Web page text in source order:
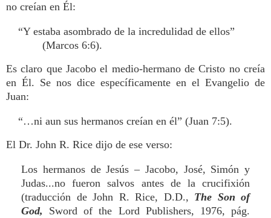
no creían en Él:
“Y estaba asombrado de la incredulidad de ellos”
(Marcos 6:6).
Es claro que Jacobo el medio-hermano de Cristo no creía
en Él. Se nos dice específicamente en el Evangelio de
Juan:
“…ni aun sus hermanos creían en él” (Juan 7:5).
El Dr. John R. Rice dijo de ese verso:
Los hermanos de Jesús – Jacobo, José, Simón y
Judas...no fueron salvos antes de la crucifixión
(traducción de John R. Rice, D.D., The Son of
God, Sword of the Lord Publishers, 1976, pág.